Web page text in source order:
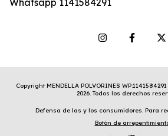
Copyright MENDELLA POLVORINES
2026. Todos los derechos
Defensa de las y los consumidores. Para
Botón de